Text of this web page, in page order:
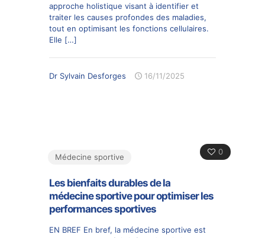
approche holistique visant à identifier et
traiter les causes profondes des maladies,
tout en optimisant les fonctions cellulaires.
Elle […]
Dr Sylvain Desforges 16/11/2025
0
Médecine sportive
Les bienfaits durables de la
médecine sportive pour optimiser les
performances sportives
EN BREF En bref, la médecine sportive est